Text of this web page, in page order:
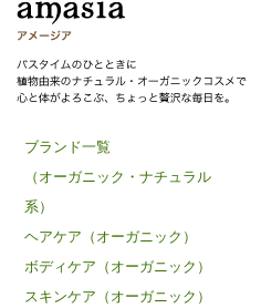
ブランド一覧
（オーガニック・ナチュラル
系）
ヘアケア（オーガニック）
ボディケア（オーガニック）
スキンケア（オーガニック）